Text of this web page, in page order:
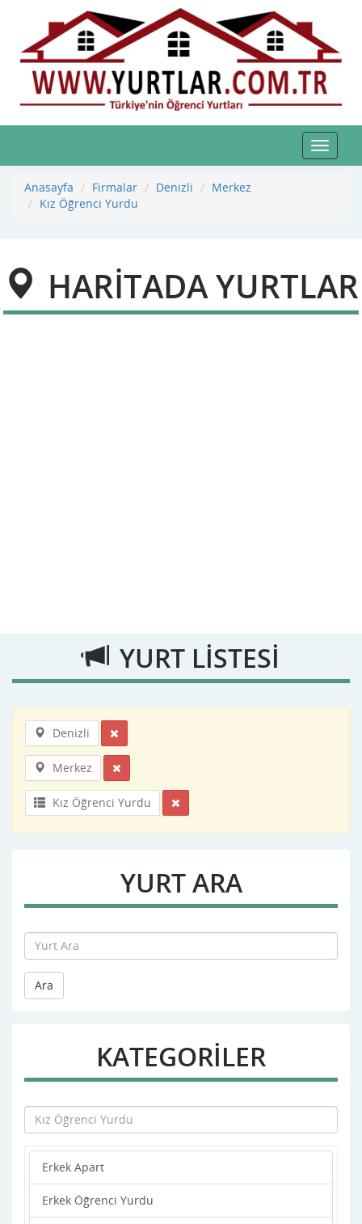
Toggle
Anasayfa
Firmalar Denizli
Merkez
Kız Öğrenci Yurdu
HARİTADA YURTLAR
YURT LİSTESİ
Denizli
Merkez
Kız Öğrenci Yurdu
YURT ARA
Ara
KATEGORİLER
Erkek Apart
Erkek Öğrenci Yurdu